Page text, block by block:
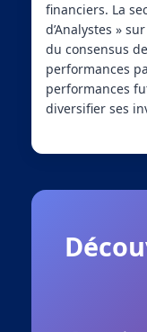
financiers. La
d’Analystes »
du consensus
performances
performances
diversifier ses